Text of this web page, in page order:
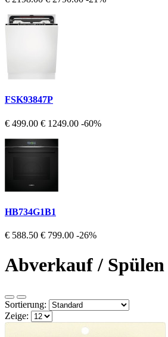
FSK93847P
€ 499.00 € 1249.00 -60%
HB734G1B1
€ 588.50 € 799.00 -26%
Abverkauf / Spülen
Sortierung:
Zeige: